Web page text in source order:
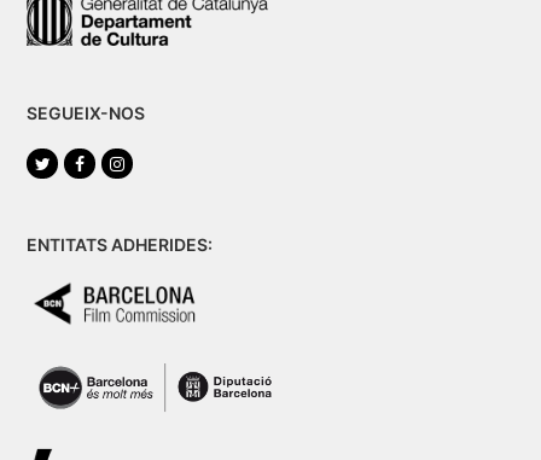
SEGUEIX-NOS
TwitterFacebookInstagram
ENTITATS ADHERIDES: